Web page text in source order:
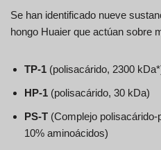
Se han identificado nueve
hongo Huaier que actúan sobre
TP-1 (polisacárido, 2300
HP-1 (polisacárido, 30 kDa)
PS-T (Complejo
10% aminoácidos)